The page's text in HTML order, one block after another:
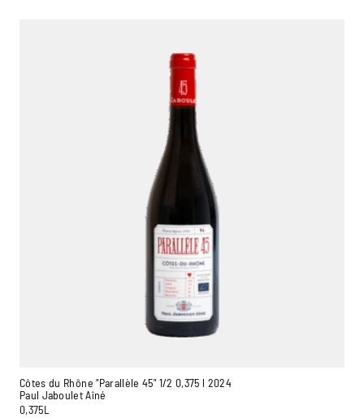
Côtes du Rhône "Parallèle 45" 1/2 0,375 l 2024
Paul Jaboulet Aîné
0,375L